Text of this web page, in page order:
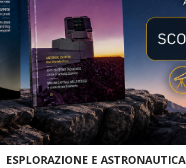
ESPLORAZIONE E ASTRONAUTICA